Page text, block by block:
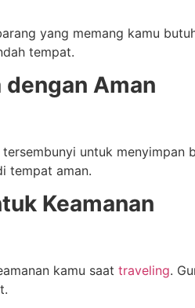
yang memang kamu
tempat.
dengan Aman
untuk
tempat aman.
Keamanan
kamu saat traveling.